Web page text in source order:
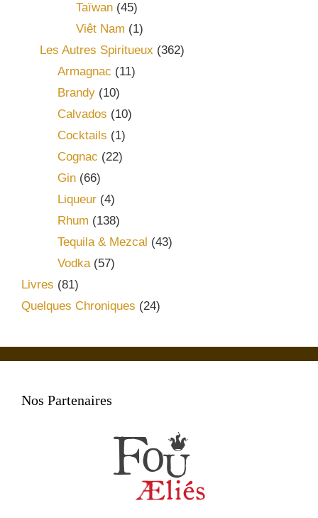
Taïwan(45)
Viêt Nam (1)
Les Autres Spiritueux (362)
Armagnac (11)
Brandy (10)
Calvados (10)
Cocktails (1)
Cognac (22)
Gin (66)
Liqueur (4)
Rhum (138)
Tequila & Mezcal (43)
Vodka(57)
Livres (81)
Quelques Chroniques (24)
Nos Partenaires